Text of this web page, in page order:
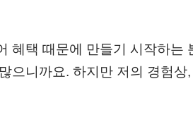
혜택 때문에 만들기 시작하는
으니까요. 하지만 저의 경험